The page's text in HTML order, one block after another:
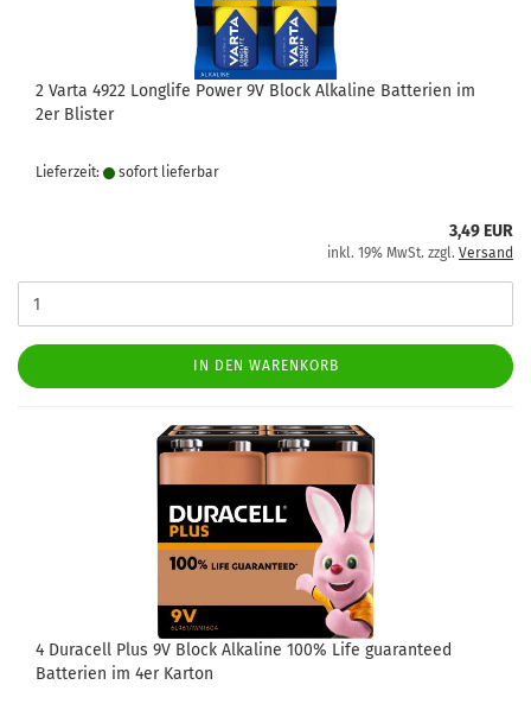
2 Varta 4922 Longlife Power 9V Block Alkaline Batterien im
2er Blister
Lieferzeit: sofort lie­fer­bar
3,49 EUR
inkl. 19% MwSt. zzgl. Versand
IN DEN WARENKORB
4 Duracell Plus 9V Block Alkaline 100% Life guaranteed
Batterien im 4er Karton